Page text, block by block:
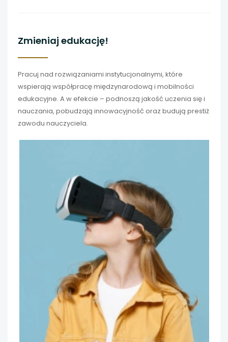
Zmieniaj edukację!
Pracuj nad rozwiązaniami instytucjonalnymi, które
wspierają współpracę międzynarodową i mobilności
edukacyjne. A w efekcie – podnoszą jakość uczenia się i
nauczania, pobudzają innowacyjność oraz budują prestiż
zawodu nauczyciela.